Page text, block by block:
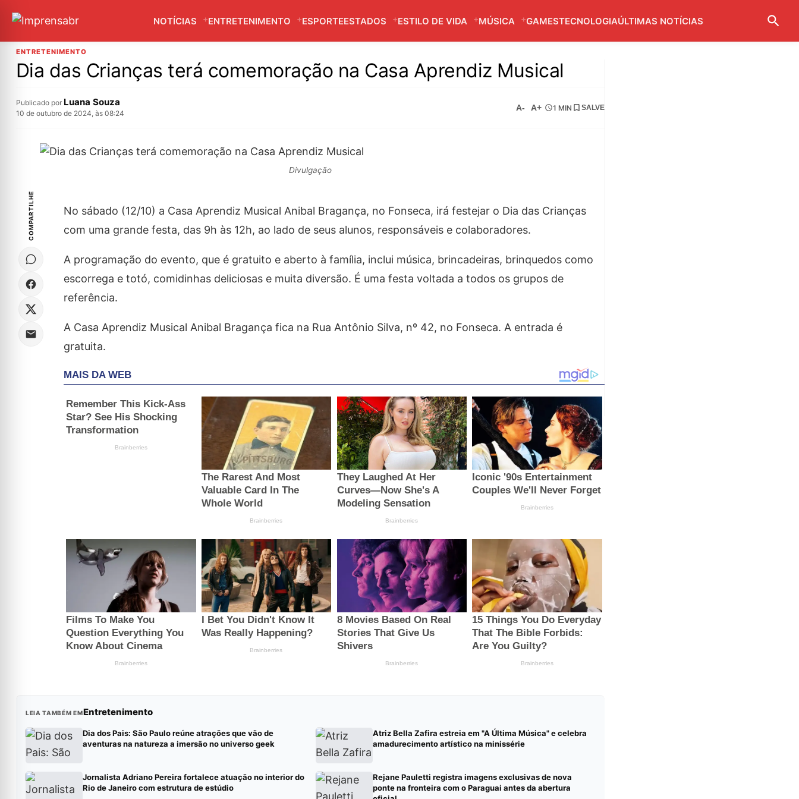
NOTÍCIAS ENTRETENIMENTO ESPORTEESTADOS ESTILO DE VIDA MÚSICA GAMESTECNOLOGIAÚLTIMAS NOTÍCIAS
ENTRETENIMENTO
Dia das Crianças terá comemoração na Casa Aprendiz Musical
Publicado por Luana Souza
10 de outubro de 2024, às 08:24
A- A+ 1 MIN SALVE
Divulgação
COMPARTILHE
No sábado (12/10) a Casa Aprendiz Musical Anibal Bragança, no Fonseca, irá festejar o Dia das Crianças
com uma grande festa, das 9h às 12h, ao lado de seus alunos, responsáveis e colaboradores.
A programação do evento, que é gratuito e aberto à família, inclui música, brincadeiras, brinquedos como
escorrega e totó, comidinhas deliciosas e muita diversão. É uma festa voltada a todos os grupos de
referência.
A Casa Aprendiz Musical Anibal Bragança fica na Rua Antônio Silva, nº 42, no Fonseca. A entrada é
gratuita.
LEIA TAMBÉM EMEntretenimento
Dia dos Pais: São Paulo reúne atrações que vão de
aventuras na natureza a imersão no universo geek
Atriz Bella Zafira estreia em "A Última Música" e celebra
amadurecimento artístico na minissérie
Jornalista Adriano Pereira fortalece atuação no interior do
Rio de Janeiro com estrutura de estúdio
Rejane Pauletti registra imagens exclusivas de nova
ponte na fronteira com o Paraguai antes da abertura